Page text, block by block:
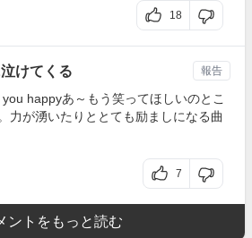
18
けてくる
happyあ～もう笑ってほしいのとこ
力が湧いたりととても励ましになる曲
7
報告
ントをもっと読む